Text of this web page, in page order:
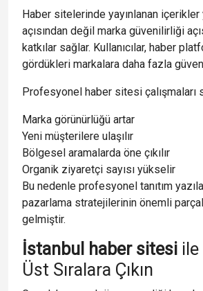
Haber sitelerinde yayınlanan içerikler
açısından değil marka güvenilirliği
katkılar sağlar. Kullanıcılar, haber
gördükleri markalara daha fazla
Profesyonel haber sitesi çalışmaları
Marka görünürlüğü artar
Yeni müşterilere ulaşılır
Bölgesel aramalarda öne çıkılır
Organik ziyaretçi sayısı yükselir
Bu nedenle profesyonel tanıtım
pazarlama stratejilerinin önemli
gelmiştir.
İstanbul haber sitesi ile
Üst Sıralara Çıkın